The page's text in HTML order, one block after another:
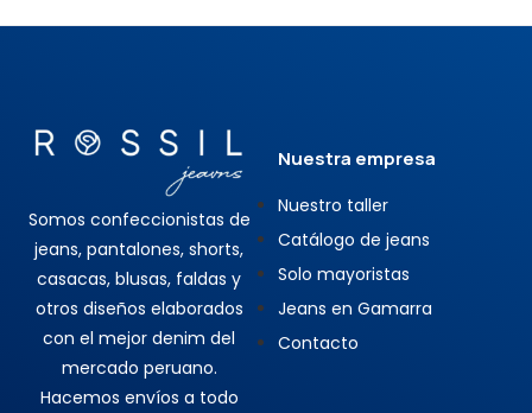
Somos confeccionistas de
jeans, pantalones, shorts,
casacas, blusas, faldas y
otros diseños elaborados
con el mejor denim del
mercado peruano.
Hacemos envíos a todo
Nuestra empresa
Nuestro taller
Catálogo de jeans
Solo mayoristas
Jeans en Gamarra
Contacto